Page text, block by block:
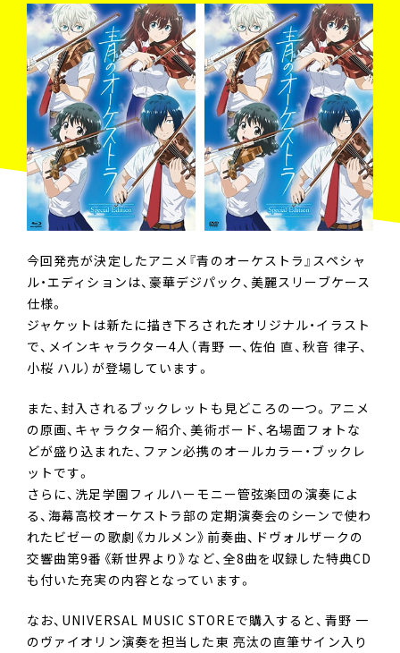
今回発売が決定したアニメ『青のオーケストラ』スペシャ
ル・エディションは、豪華デジパック、美麗スリーブケース
仕様。
ジャケットは新たに描き下ろされたオリジナル・イラスト
で、メインキャラクター4人（青野 一、佐伯 直、秋音 律子、
小桜 ハル）が登場しています。
また、封入されるブックレットも見どころの一つ。アニメ
の原画、キャラクター紹介、美術ボード、名場面フォトな
どが盛り込まれた、ファン必携のオールカラー・ブックレ
ットです。
さらに、洗足学園フィルハーモニー管弦楽団の演奏によ
る、海幕高校オーケストラ部の定期演奏会のシーンで使わ
れたビゼーの歌劇《カルメン》前奏曲、ドヴォルザークの
交響曲第9番《新世界より》など、全8曲を収録した特典CD
も付いた充実の内容となっています。
なお、UNIVERSAL MUSIC STOREで購入すると、青野 一
のヴァイオリン演奏を担当した東 亮汰の直筆サイン入り